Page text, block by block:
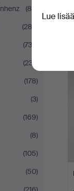
(84)
(282)
(732)
(237)
(178)
(3)
(169)
(8)
(105)
(50)
Lue lisää